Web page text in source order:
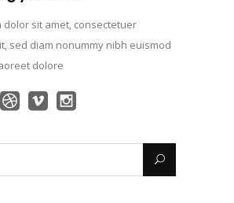
dolor sit amet, consectetuer
sed diam nonummy nibh euismod
dolore